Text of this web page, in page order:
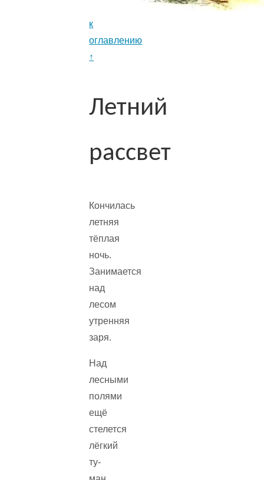
к
оглавлению
↑
Летний
рассвет
Кончилась
летняя
тёплая
ночь.
Занимается
над
лесом
утренняя
заря.
Над
лесными
полями
ещё
стелется
лёгкий
ту­